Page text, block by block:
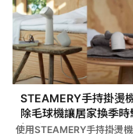
STEAMERY手持掛燙機
除毛球機讓居家換季時
輕鬆！
使用STEAMERY手持掛燙